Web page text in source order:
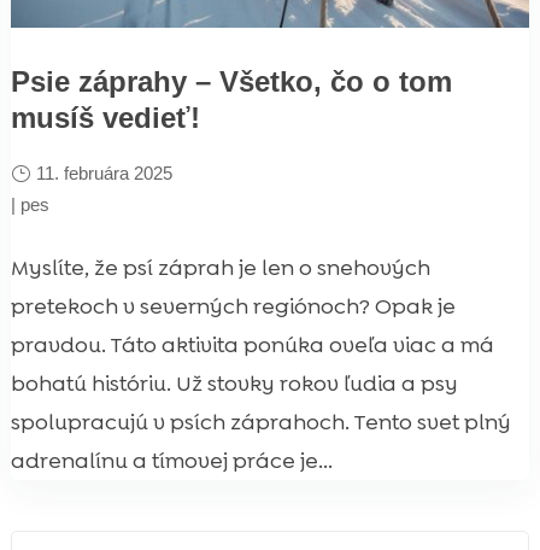
Psie záprahy – Všetko, čo o tom
musíš vedieť!
11. februára 2025
| pes
Myslíte, že psí záprah je len o snehových
pretekoch v severných regiónoch? Opak je
pravdou. Táto aktivita ponúka oveľa viac a má
bohatú históriu. Už stovky rokov ľudia a psy
spolupracujú v psích záprahoch. Tento svet plný
adrenalínu a tímovej práce je...